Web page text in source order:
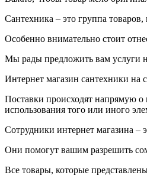
Сантехника – это группа
Особенно внимательно стоит
Мы рады предложить вам услуги
Интернет магазин сантехники на
Поставки происходят напрямую о
использования того или иного
Сотрудники интернет магазина –
Они помогут вашим разрешить
Все товары, которые